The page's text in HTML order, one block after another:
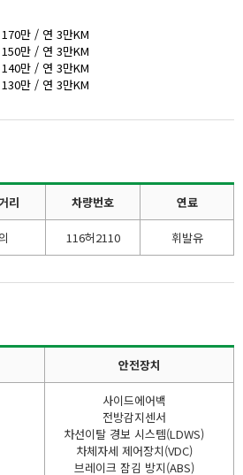
만 / 연 3만KM
만 / 연 3만KM
만 / 연 3만KM
만 / 연 3만KM
리 차량번호 연료
116허2110 휘발유
안전장치
사이드에어백
전방감지센서
차선이탈 경보 시스템(LDWS)
차체자세 제어장치(VDC)
브레이크 잠김 방지(ABS)